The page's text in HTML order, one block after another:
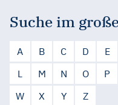
Suche im
A B C D E
L
M N O P
W
X Y Z